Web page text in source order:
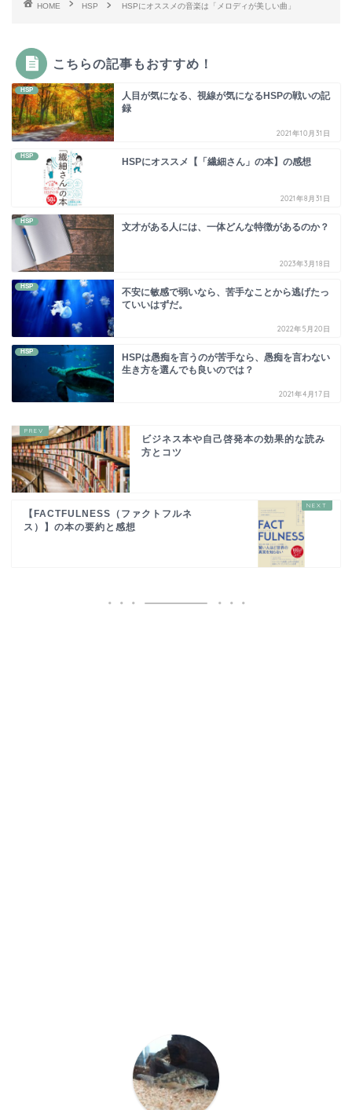
HOME HSP HSPにオススメの音楽は「メロディが美しい曲」
こちらの記事もおすすめ！
HSP
人目が気になる、視線が気になるHSPの戦いの記
録
2021年10月31日
HSP
HSPにオススメ【「繊細さん」の本】の感想
2021年8月31日
HSP
文才がある人には、一体どんな特徴があるのか？
2023年3月18日
HSP
不安に敏感で弱いなら、苦手なことから逃げたっ
ていいはずだ。
2022年5月20日
HSP
HSPは愚痴を言うのが苦手なら、愚痴を言わない
生き方を選んでも良いのでは？
2021年4月17日
ビジネス本や自己啓発本の効果的な読み
方とコツ
【FACTFULNESS（ファクトフルネ
ス）】の本の要約と感想